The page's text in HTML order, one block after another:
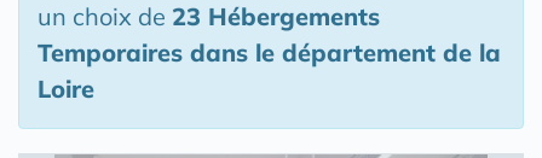
un choix de 23 Hébergements
Temporaires dans le département de la
Loire